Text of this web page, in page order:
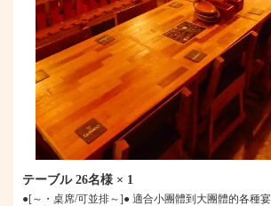
テーブル26名様 × 1
●[～・桌席/可並排～]● 適合小團體到大團體的各種